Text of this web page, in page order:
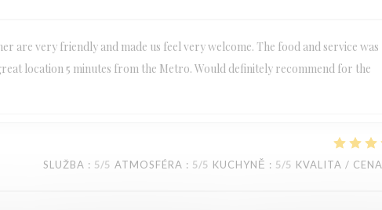
are very friendly and made us feel very welcome. The food and service was
location 5 minutes from the Metro. Would definitely recommend for the
SLUŽBA : 5/5 ATMOSFÉRA : 5/5 KUCHYNĚ : 5/5 KVALITA / CENA